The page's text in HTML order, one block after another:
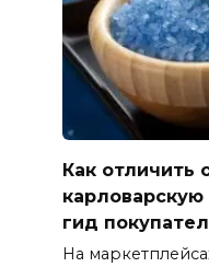
Как отличить
гид
На